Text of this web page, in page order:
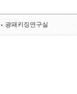
광패키징연구실